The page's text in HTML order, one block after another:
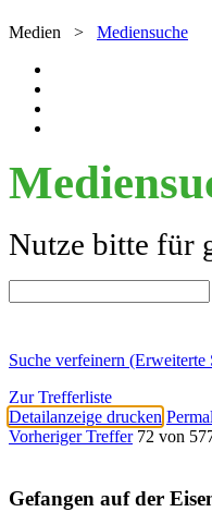
Medien > Mediensuche
Nutze bitte für
Suche verfeinern (Erweiterte
Zur Trefferliste
Detailanzeige drucken
Vorheriger Treffer 72 von
Gefangen auf der